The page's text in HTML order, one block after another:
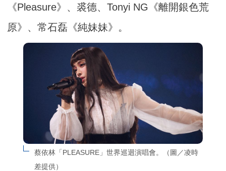
《Pleasure》、裘德、Tonyi NG《離開銀色荒
原》、常石磊《純妹妹》。
蔡依林「PLEASURE」世界巡迴演唱會。（圖／凌時
差提供）